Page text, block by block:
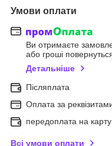
Умови оплати
Ви отримаєте
або гроші
Детальніше
Післяплата
Оплата за
передоплата на
Всі умови оплати